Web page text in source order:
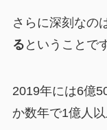
さらに深刻なの
る ということで
2019年には6億
か数年で1億人